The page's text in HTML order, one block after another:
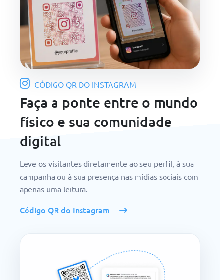
CÓDIGO QR DO INSTAGRAM
Faça a ponte entre o mundo
físico e sua comunidade
digital
Leve os visitantes diretamente ao seu perfil, à sua
campanha ou à sua presença nas mídias sociais com
apenas uma leitura.
Código QR do Instagram